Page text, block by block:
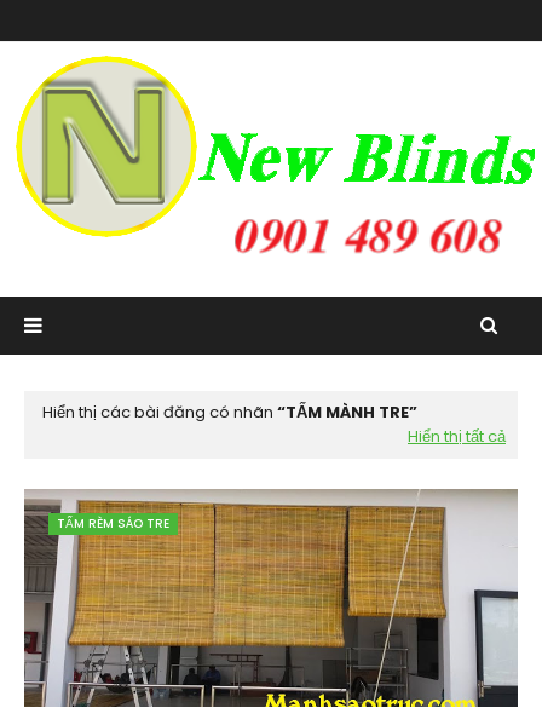
Hiển thị các bài đăng có nhãn
TẤM MÀNH TRE
Hiển thị tất cả
TẤM RÈM SÁO TRE